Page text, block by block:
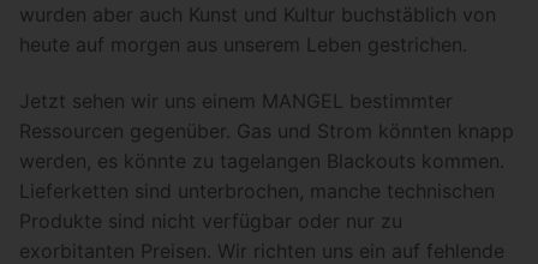
wurden aber auch Kunst und Kultur buchstäblich von
heute auf morgen aus unserem Leben gestrichen.
Jetzt sehen wir uns einem MANGEL bestimmter
Ressourcen gegenüber. Gas und Strom könnten knapp
werden, es könnte zu tagelangen Blackouts kommen.
Lieferketten sind unterbrochen, manche technischen
Produkte sind nicht verfügbar oder nur zu
exorbitanten Preisen. Wir richten uns ein auf fehlende